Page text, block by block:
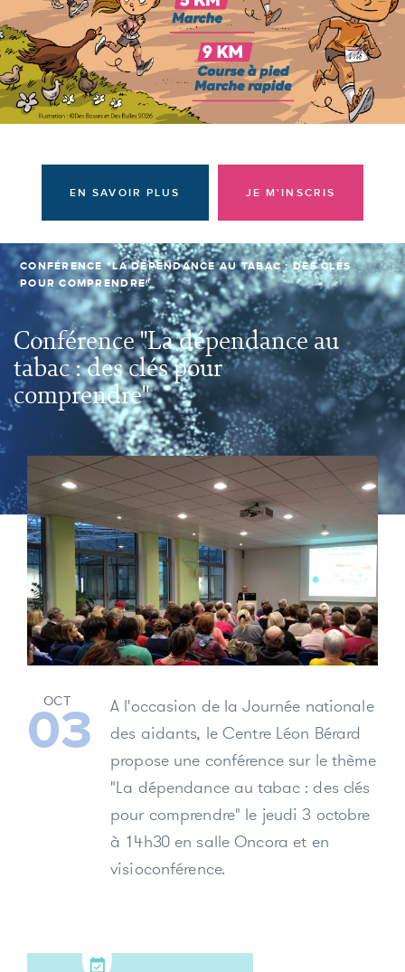
Actualités
Prendre rendez-vous
EN SAVOIR PLUS JE M'INSCRIS
CONFÉRENCE "LA DÉPENDANCE AU TABAC : DES CLÉS
POUR COMPRENDRE"
Conférence "La dépendance au
tabac : des clés pour
comprendre"
OCT
03
A l'occasion de la Journée nationale
des aidants, le Centre Léon Bérard
propose une conférence sur le thème
"La dépendance au tabac : des clés
pour comprendre" le jeudi 3 octobre
à 14h30 en salle Oncora et en
visioconférence.